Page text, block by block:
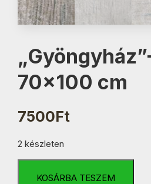
70×100 cm
7500Ft
2 készleten
KOSÁRBA TESZEM